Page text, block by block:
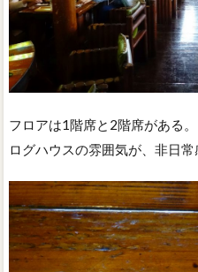
フロアは1階席と2階席がある
ログハウスの雰囲気が、非日常